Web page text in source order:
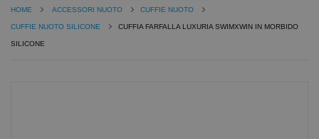
HOME ACCESSORI NUOTO CUFFIE NUOTO
CUFFIE NUOTO SILICONE CUFFIA FARFALLA LUXURIA SWIMXWIN IN MORBIDO
SILICONE